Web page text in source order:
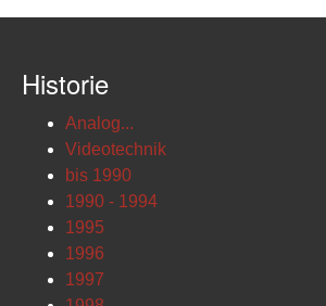
Historie
Analog...
Videotechnik
bis 1990
1990 - 1994
1995
1996
1997